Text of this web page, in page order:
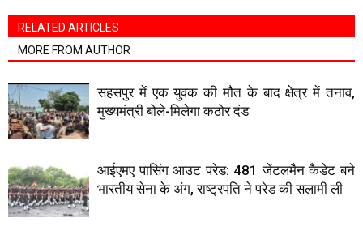
RELATED ARTICLES
MORE FROM AUTHOR
सहसपुर में एक युवक की मौत के बाद क्षेत्र में तनाव,
मुख्यमंत्री बोले-मिलेगा कठोर दंड
आईएमए पासिंग आउट परेड: 481 जेंटलमैन कैडेट बने
भारतीय सेना के अंग, राष्ट्रपति ने परेड की सलामी ली